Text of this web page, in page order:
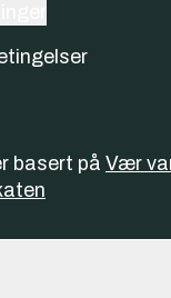
basert på Vær